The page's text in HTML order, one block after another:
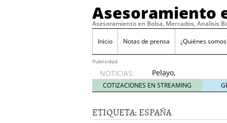
Asesoramiento
Asesoramiento en Bolsa, Mercados, Analisis
Inicio Notas de prensa ¿Quiénes
Publicidad
NOTICIAS:
Pelayo,
con la
‘roja’ a
Mundial
COTIZACIONES EN STREAMING
ETIQUETA: ESPAÑA